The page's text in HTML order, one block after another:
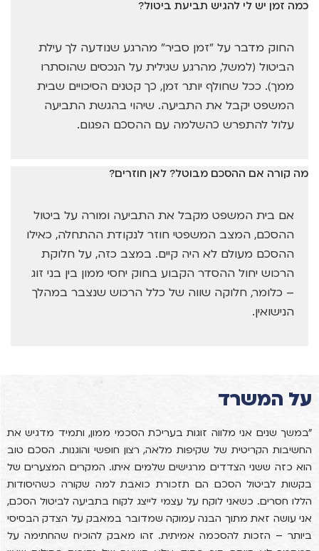
כמה זמן יש לי להגיש תביעת ביטול?
החוק מדבר על "זמן סביר" מהרגע שנודעה לך עילת
הביטול (למשל, מהרגע שגילית על הנכסים שהוסתרו
ממך). ככל שחולף יותר זמן, כך קטנים הסיכויים שבית
המשפט יקבל את התביעה. שיהוי בהגשת התביעה
עלול להתפרש כהשלמה עם ההסכם הפגום.
מה קורה אם ההסכם מבוטל? לאן חוזרים?
אם בית המשפט מקבל את התביעה ומורה על ביטול
ההסכם, המצב המשפטי חוזר לנקודת ההתחלה, כאילו
ההסכם מעולם לא היה קיים. במצב כזה, על חלוקת
הרכוש יחול ההסדר הקבוע בחוק יחסי ממון בין בני זוג
– כלומר, חלוקה שווה של כלל הרכוש שנצבר במהלך
הנישואין.
על המשרד
"במשך שנים אני מלווה זוגות בעריכת הסכמי ממון, ותמיד מדגיש את
החשיבות הקריטית של שקיפות מלאה, רצון חופשי והוגנות. הסכם טוב
הוא כזה ששני הצדדים מרגישים שלמים איתו. המקרים המצערים של
בקשות לביטול הסכם הם תזכורת כואבת למה שקורה כשהיסודות
הללו חסרים. כשאני לוקח על עצמי לייצג לקוח בתביעה לביטול הסכם,
אני עושה זאת מתוך הבנה עמוקה שמדובר במאבק על הצדק הבסיסי
ביותר – הזכות להסכמה אמיתית. זהו מאבק להוכיח שהחתימה על